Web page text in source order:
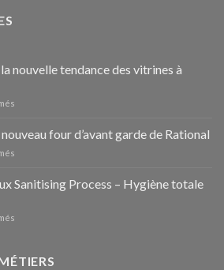
nouvelle tendance des vitrines à
Pozzettis:
la
des
four d’avant garde de Rational
–
Le
de
Sanitising Process – Hygiène totale
Zitrux